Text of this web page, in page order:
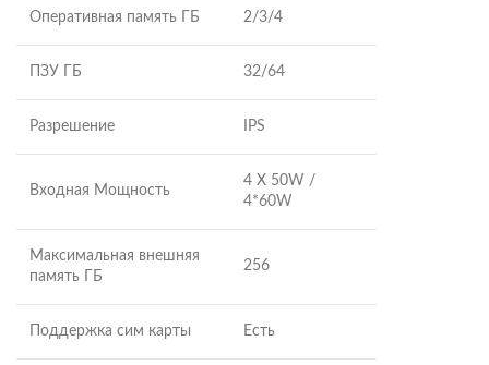
Оперативная память ГБ 2/3/4
ПЗУ ГБ 32/64
Разрешение IPS
Входная Мощность
4 X 50W /
4*60W
Максимальная внешняя
память ГБ
256
Поддержка сим карты Есть